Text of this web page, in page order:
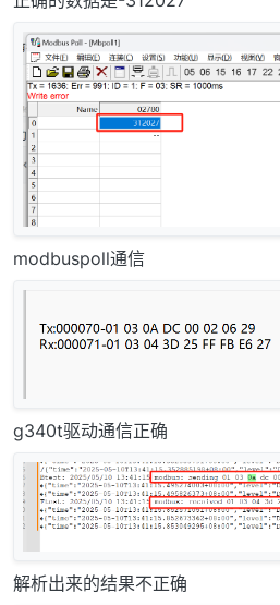
modbuspoll通信
g340t驱动通信正确
解析出来的结果不正确